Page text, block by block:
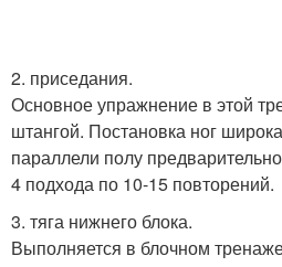
2. приседания.
Основное упражнение в этой
штангой. Постановка ног
параллели полу
4 подхода по 10-15 повторений.
3. тяга нижнего блока.
Выполняется в блочном